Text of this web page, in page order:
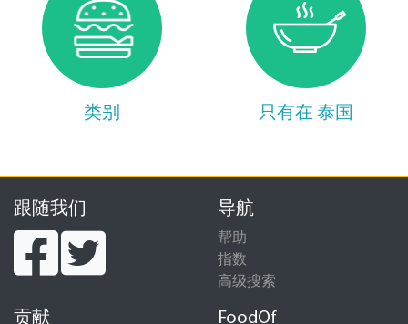
类别 只有在 泰国
跟随我们 导航
帮助
指数
高级搜索
贡献 FoodOf